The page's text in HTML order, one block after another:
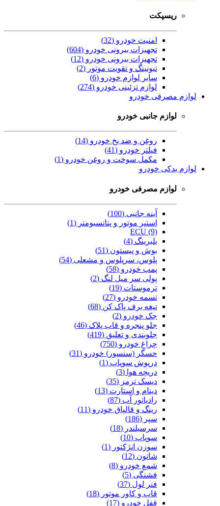
ریسپکت
امنیت خودرو (32)
تجهیزات بیرونی خودرو (604)
تجهیزات بیرونی خودرو (12)
تیونینگ و تقویت موتور (2)
سایر لوازم خودرو (6)
لوازم تزئینی خودرو (274)
لوازم مصرفی خودرو
لوازم جانبی خودرو
روغن و ضد یخ خودرو (14)
فیلتر خودرو (41)
مکمل سوخت و روغن خودرو (1)
لوازم یدکی خودرو
لوازم مصرفی خودرو
آینه جانبی (100)
استپر موتور و پتانسیومتر (1)
ECU (9)
بلبرینگ (4)
بوش و پیستون (51)
پلوس، سرپلوس و مشعلی (54)
پمپ خودرو (58)
پولی سر میل لنگ (2)
ترموستات (19)
تسمه خودرو (27)
تیغه برف پاک کن (68)
جک خودرو (2)
جلو پنجره و قاب پلاک (46)
جلوبندی و تعلیق (419)
چراغ خودرو (750)
حسگر (سنسور) خودرو (31)
درپوش سوپاپ (1)
دریچه هوا (3)
دیسک ترمز (35)
دینام و استارت (13)
رادیاتور آب (87)
رینگ و قالپاق خودرو (11)
سپر (186)
سرسیلندر (18)
سوپاپ (10)
سوزن انژکتور (1)
شاتون (12)
شمع خودرو (8)
فشنگی (5)
فنر لول (37)
قاب و کاور موتور (18)
قفل خودرو (17)